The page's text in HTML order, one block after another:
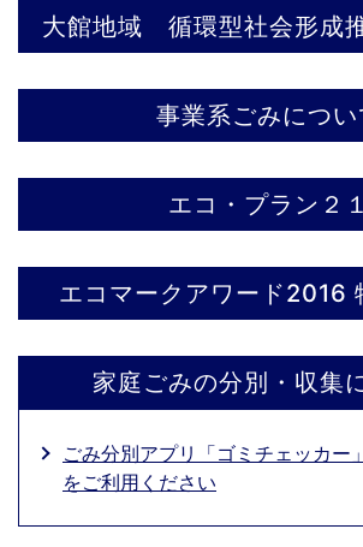
大館地域 循環型社会形成
事業系ごみについ
エコ・プラン２１
エコマークアワード2016
家庭ごみの分別・収集
ごみ分別アプリ「ゴミチェッカー
をご利用ください